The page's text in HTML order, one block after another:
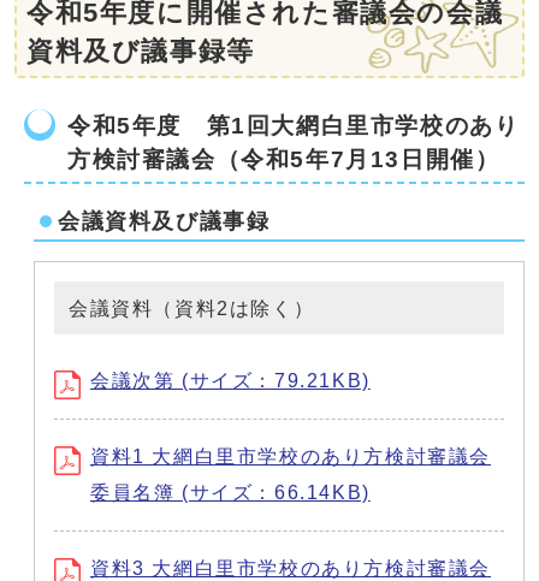
令和5年度に開催された審議会の会議
資料及び議事録等
令和5年度 第1回大網白里市学校のあり
方検討審議会（令和5年7月13日開催）
会議資料及び議事録
会議資料（資料2は除く）
会議次第 (サイズ：79.21KB)
資料1 大網白里市学校のあり方検討審議会
委員名簿 (サイズ：66.14KB)
資料3 大網白里市学校のあり方検討審議会